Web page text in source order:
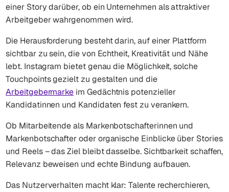
einer Story darüber, ob ein Unternehmen als attraktiver
Arbeitgeber wahrgenommen wird.
Die Herausforderung besteht darin, auf einer Plattform
sichtbar zu sein, die von Echtheit, Kreativität und Nähe
lebt. Instagram bietet genau die Möglichkeit, solche
Touchpoints gezielt zu gestalten und die
Arbeitgebermarke im Gedächtnis potenzieller
Kandidatinnen und Kandidaten fest zu verankern.
Ob Mitarbeitende als Markenbotschafterinnen und
Markenbotschafter oder organische Einblicke über Stories
und Reels – das Ziel bleibt dasselbe. Sichtbarkeit schaffen,
Relevanz beweisen und echte Bindung aufbauen.
Das Nutzerverhalten macht klar: Talente recherchieren,